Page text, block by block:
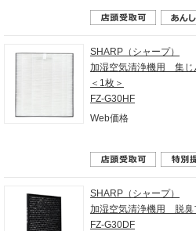
SHARP（シャープ）
加湿空気清浄機用 集じ
＜1枚＞
FZ-G30HF
Web価格
SHARP（シャープ）
加湿空気清浄機用 脱臭
FZ-G30DF